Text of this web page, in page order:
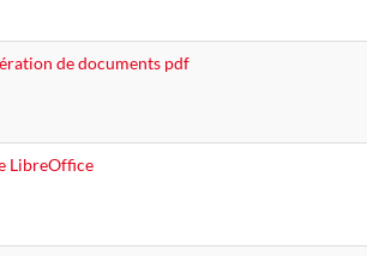
de documents pdf
LibreOffice